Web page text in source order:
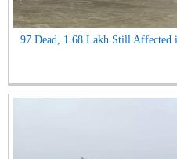
97 Dead, 1.68 Lakh Still Affected